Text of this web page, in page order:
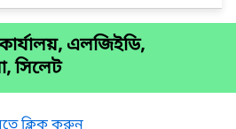
এলজিইডি,
সিলেট